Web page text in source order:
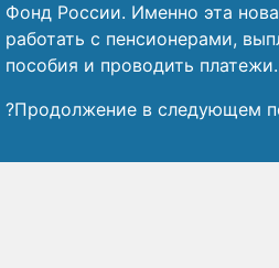
Фонд России. Именно эта
работать с пенсионерами,
пособия и проводить платежи.
?Продолжение в следующем